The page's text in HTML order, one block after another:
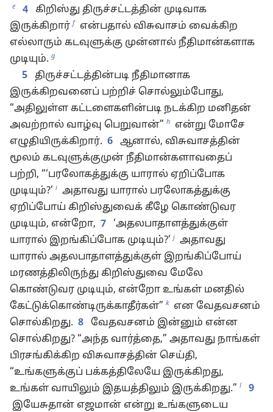
e 4 கிறிஸ்து திருச்சட்டத்தின் முடிவாக
இருக்கிறார் f
என்பதால் விசுவாசம் வைக்கிற
எல்லாரும் கடவுளுக்கு முன்னால் நீதிமான்களாக
முடியும். g
5 திருச்சட்டத்தின்படி நீதிமானாக
இருக்கிறவனைப் பற்றிச் சொல்லும்போது,
“அதிலுள்ள கட்டளைகளின்படி நடக்கிற மனிதன்
அவற்றால் வாழ்வு பெறுவான்” h
என்று மோசே
எழுதியிருக்கிறார். 6 ஆனால், விசுவாசத்தின்
மூலம் கடவுளுக்குமுன் நீதிமான்களாவதைப்
பற்றி, “‘பரலோகத்துக்கு யாரால் ஏறிப்போக
முடியும்?’ i அதாவது யாரால் பரலோகத்துக்கு
ஏறிப்போய் கிறிஸ்துவைக் கீழே கொண்டுவர
முடியும், என்றோ, 7 ‘அதலபாதாளத்துக்குள்
யாரால் இறங்கிப்போக முடியும்?’ j அதாவது
யாரால் அதலபாதாளத்துக்குள் இறங்கிப்போய்
மரணத்திலிருந்து கிறிஸ்துவை மேலே
கொண்டுவர முடியும், என்றோ உங்கள் மனதில்
கேட்டுக்கொண்டிருக்காதீர்கள்” k
என வேதவசனம்
சொல்கிறது. 8
வேதவசனம் இன்னும் என்ன
சொல்கிறது? “அந்த வார்த்தை,” அதாவது நாங்கள்
பிரசங்கிக்கிற விசுவாசத்தின் செய்தி,
“உங்களுக்குப் பக்கத்திலேயே இருக்கிறது,
உங்கள் வாயிலும் இதயத்திலும் இருக்கிறது.” l
9
இயேசுதான் எஜமான் என்று உங்களுடைய